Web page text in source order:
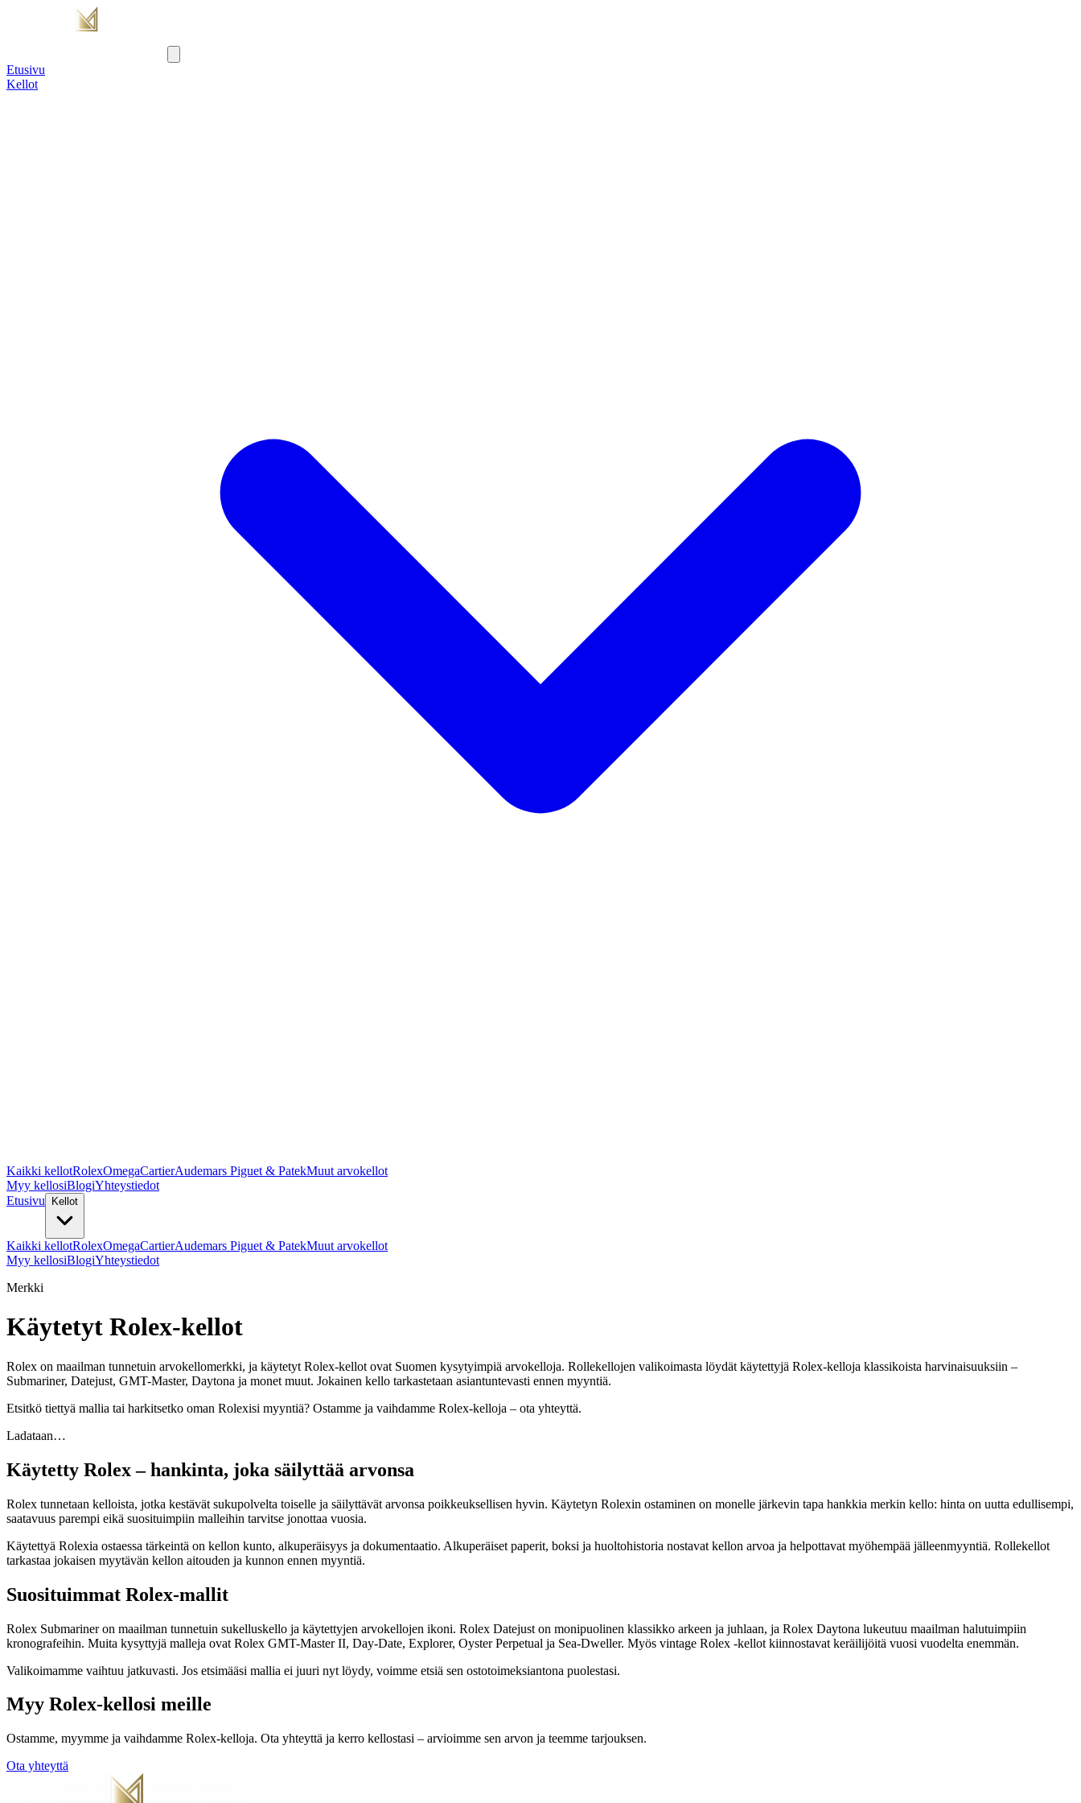
Etusivu
Kellot
Kaikki kellotRolexOmegaCartierAudemars Piguet & PatekMuut arvokellot
Myy kellosiBlogiYhteystiedot
Etusivu
Kellot
Kaikki kellotRolexOmegaCartierAudemars Piguet & PatekMuut arvokellot
Myy kellosiBlogiYhteystiedot
Merkki
Käytetyt Rolex-kellot
Rolex on maailman tunnetuin arvokellomerkki, ja käytetyt Rolex-kellot ovat Suomen kysytyimpiä arvokelloja. Rollekellojen valikoimasta löydät käytettyjä Rolex-kelloja klassikoista harvinaisuuksiin –
Submariner, Datejust, GMT-Master, Daytona ja monet muut. Jokainen kello tarkastetaan asiantuntevasti ennen myyntiä.
Etsitkö tiettyä mallia tai harkitsetko oman Rolexisi myyntiä? Ostamme ja vaihdamme Rolex-kelloja – ota yhteyttä.
Ladataan…
Käytetty Rolex – hankinta, joka säilyttää arvonsa
Rolex tunnetaan kelloista, jotka kestävät sukupolvelta toiselle ja säilyttävät arvonsa poikkeuksellisen hyvin. Käytetyn Rolexin ostaminen on monelle järkevin tapa hankkia merkin kello: hinta on uutta edullisempi,
saatavuus parempi eikä suosituimpiin malleihin tarvitse jonottaa vuosia.
Käytettyä Rolexia ostaessa tärkeintä on kellon kunto, alkuperäisyys ja dokumentaatio. Alkuperäiset paperit, boksi ja huoltohistoria nostavat kellon arvoa ja helpottavat myöhempää jälleenmyyntiä. Rollekellot
tarkastaa jokaisen myytävän kellon aitouden ja kunnon ennen myyntiä.
Suosituimmat Rolex-mallit
Rolex Submariner on maailman tunnetuin sukelluskello ja käytettyjen arvokellojen ikoni. Rolex Datejust on monipuolinen klassikko arkeen ja juhlaan, ja Rolex Daytona lukeutuu maailman halutuimpiin
kronografeihin. Muita kysyttyjä malleja ovat Rolex GMT-Master II, Day-Date, Explorer, Oyster Perpetual ja Sea-Dweller. Myös vintage Rolex -kellot kiinnostavat keräilijöitä vuosi vuodelta enemmän.
Valikoimamme vaihtuu jatkuvasti. Jos etsimääsi mallia ei juuri nyt löydy, voimme etsiä sen ostotoimeksiantona puolestasi.
Myy Rolex-kellosi meille
Ostamme, myymme ja vaihdamme Rolex-kelloja. Ota yhteyttä ja kerro kellostasi – arvioimme sen arvon ja teemme tarjouksen.
Ota yhteyttä